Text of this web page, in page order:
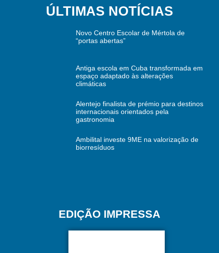
ÚLTIMAS NOTÍCIAS
Novo Centro Escolar de Mértola de
“portas abertas”
Antiga escola em Cuba transformada em
espaço adaptado às alterações
climáticas
Alentejo finalista de prémio para destinos
internacionais orientados pela
gastronomia
Ambilital investe 9ME na valorização de
biorresíduos
EDIÇÃO IMPRESSA